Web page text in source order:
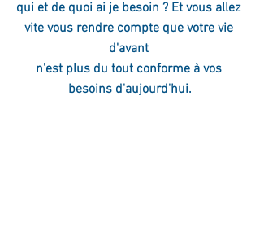
qui et de quoi ai je besoin ? Et vous allez
vite vous rendre compte que votre vie
d'avant
n'est plus du tout conforme à vos
besoins d'aujourd'hui.